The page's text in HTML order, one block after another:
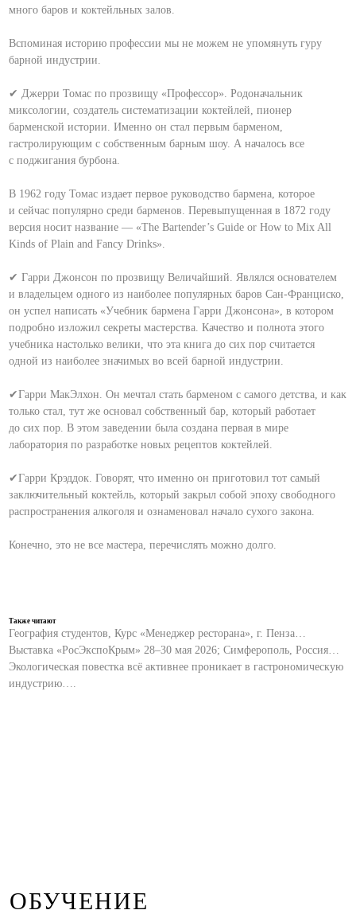
много баров и коктейльных залов.
Вспоминая историю профессии мы не можем не упомянуть гуру
барной индустрии.
✔ Джерри Томас по прозвищу «Профессор». Родоначальник
миксологии, создатель систематизации коктейлей, пионер
барменской истории. Именно он стал первым барменом,
гастролирующим с собственным барным шоу. А началось все
с поджигания бурбона.
В 1962 году Томас издает первое руководство бармена, которое
и сейчас популярно среди барменов. Перевыпущенная в 1872 году
версия носит название — «The Bartender’s Guide or How to Mix All
Kinds of Plain and Fancy Drinks».
✔ Гарри Джонсон по прозвищу Величайший. Являлся основателем
и владельцем одного из наиболее популярных баров Сан-Франциско,
он успел написать «Учебник бармена Гарри Джонсона», в котором
подробно изложил секреты мастерства. Качество и полнота этого
учебника настолько велики, что эта книга до сих пор считается
одной из наиболее значимых во всей барной индустрии.
✔Гарри МакЭлхон. Он мечтал стать барменом с самого детства, и как
только стал, тут же основал собственный бар, который работает
до сих пор. В этом заведении была создана первая в мире
лаборатория по разработке новых рецептов коктейлей.
✔Гарри Крэддок. Говорят, что именно он приготовил тот самый
заключительный коктейль, который закрыл собой эпоху свободного
распространения алкоголя и ознаменовал начало сухого закона.
Конечно, это не все мастера, перечислять можно долго.
Также читают
География студентов, Курс «Менеджер ресторана», г. Пенза…
Выставка «РосЭкспоКрым» 28–30 мая 2026; Симферополь, Россия…
Экологическая повестка всё активнее проникает в гастрономическую
индустрию….
ОБУЧЕНИЕ